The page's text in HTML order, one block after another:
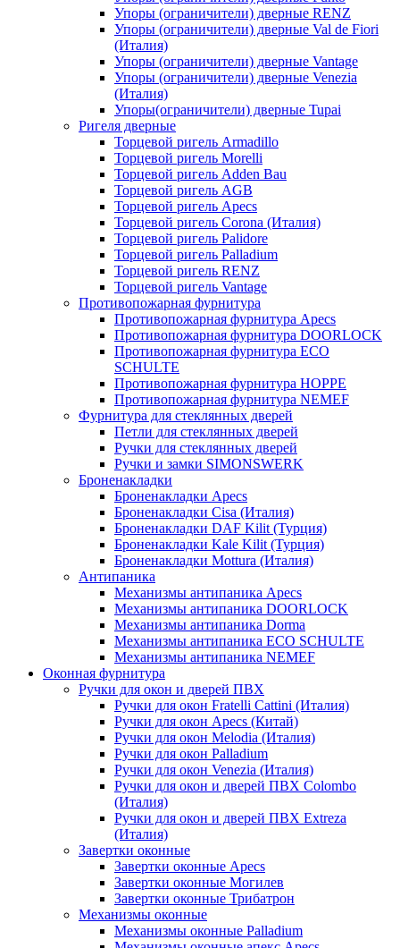
Упоры (ограничители) дверные RENZ
Упоры (ограничители) дверные Val de Fiori
(Италия)
Упоры (ограничители) дверные Vantage
Упоры (ограничители) дверные Venezia
(Италия)
Упоры(ограничители) дверные Tupai
Ригеля дверные
Торцевой ригель Armadillo
Торцевой ригель Morelli
Торцевой ригель Adden Bau
Торцевой ригель AGB
Торцевой ригель Apecs
Торцевой ригель Corona (Италия)
Торцевой ригель Palidore
Торцевой ригель Palladium
Торцевой ригель RENZ
Торцевой ригель Vantage
Противопожарная фурнитура
Противопожарная фурнитура Apecs
Противопожарная фурнитура DOORLOCK
Противопожарная фурнитура ECO
SCHULTE
Противопожарная фурнитура HOPPE
Противопожарная фурнитура NEMEF
Фурнитура для стеклянных дверей
Петли для стеклянных дверей
Ручки для стеклянных дверей
Ручки и замки SIMONSWERK
Броненакладки
Броненакладки Apecs
Броненакладки Cisa (Италия)
Броненакладки DAF Kilit (Турция)
Броненакладки Kale Kilit (Турция)
Броненакладки Mottura (Италия)
Антипаника
Механизмы антипаника Apecs
Механизмы антипаника DOORLOCK
Механизмы антипаника Dorma
Механизмы антипаника ECO SCHULTE
Механизмы антипаника NEMEF
Оконная фурнитура
Ручки для окон и дверей ПВХ
Ручки для окон Fratelli Cattini (Италия)
Ручки для окон Apecs (Китай)
Ручки для окон Melodia (Италия)
Ручки для окон Palladium
Ручки для окон Venezia (Италия)
Ручки для окон и дверей ПВХ Colombo
(Италия)
Ручки для окон и дверей ПВХ Extreza
(Италия)
Завертки оконные
Завертки оконные Apecs
Завертки оконные Могилев
Завертки оконные Трибатрон
Механизмы оконные
Механизмы оконные Palladium